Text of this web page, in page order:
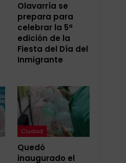
Olavarría se
prepara para
celebrar la 5ª
edición de la
Fiesta del Día del
Inmigrante
Ciudad
Quedó
inaugurado el